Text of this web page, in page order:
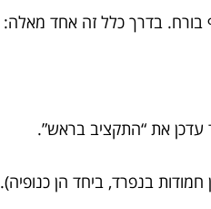
בורח. בדרך כלל זה אחד מאלה:
את “התקציב בראש”.
בנפרד, ביחד הן כנופיה).